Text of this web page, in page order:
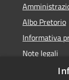
Albo Pretorio
Informativa
Note legali